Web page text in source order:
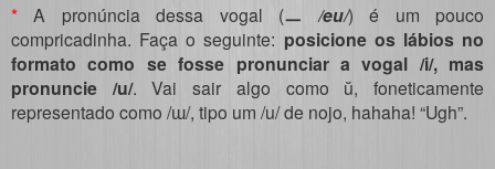
* A pronúncia dessa vogal (ㅡ/eu/) é um pouco
compricadinha. Faça o seguinte: posicione os lábios no
formato como se fosse pronunciar a vogal /i/, mas
pronuncie /u/. Vai sair algo como ŭ, foneticamente
representado como /ɯ/, tipo um /u/ de nojo, hahaha! “Ugh”.